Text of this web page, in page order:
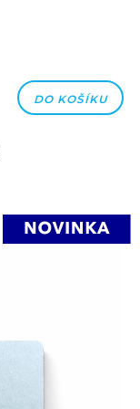
DO KOŠÍKU